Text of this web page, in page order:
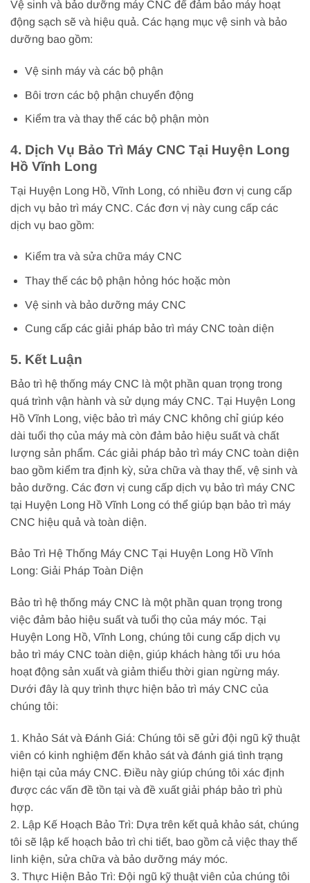
Vệ sinh và bảo dưỡng máy CNC để đảm bảo máy hoạt
động sạch sẽ và hiệu quả. Các hạng mục vệ sinh và bảo
dưỡng bao gồm:
Vệ sinh máy và các bộ phận
Bôi trơn các bộ phận chuyển động
Kiểm tra và thay thế các bộ phận mòn
4. Dịch Vụ Bảo Trì Máy CNC Tại Huyện Long
Hồ Vĩnh Long
Tại Huyện Long Hồ, Vĩnh Long, có nhiều đơn vị cung cấp
dịch vụ bảo trì máy CNC. Các đơn vị này cung cấp các
dịch vụ bao gồm:
Kiểm tra và sửa chữa máy CNC
Thay thế các bộ phận hỏng hóc hoặc mòn
Vệ sinh và bảo dưỡng máy CNC
Cung cấp các giải pháp bảo trì máy CNC toàn diện
5. Kết Luận
Bảo trì hệ thống máy CNC là một phần quan trọng trong
quá trình vận hành và sử dụng máy CNC. Tại Huyện Long
Hồ Vĩnh Long, việc bảo trì máy CNC không chỉ giúp kéo
dài tuổi thọ của máy mà còn đảm bảo hiệu suất và chất
lượng sản phẩm. Các giải pháp bảo trì máy CNC toàn diện
bao gồm kiểm tra định kỳ, sửa chữa và thay thế, vệ sinh và
bảo dưỡng. Các đơn vị cung cấp dịch vụ bảo trì máy CNC
tại Huyện Long Hồ Vĩnh Long có thể giúp bạn bảo trì máy
CNC hiệu quả và toàn diện.
Bảo Trì Hệ Thống Máy CNC Tại Huyện Long Hồ Vĩnh
Long: Giải Pháp Toàn Diện
Bảo trì hệ thống máy CNC là một phần quan trọng trong
việc đảm bảo hiệu suất và tuổi thọ của máy móc. Tại
Huyện Long Hồ, Vĩnh Long, chúng tôi cung cấp dịch vụ
bảo trì máy CNC toàn diện, giúp khách hàng tối ưu hóa
hoạt động sản xuất và giảm thiểu thời gian ngừng máy.
Dưới đây là quy trình thực hiện bảo trì máy CNC của
chúng tôi:
1. Khảo Sát và Đánh Giá: Chúng tôi sẽ gửi đội ngũ kỹ thuật
viên có kinh nghiệm đến khảo sát và đánh giá tình trạng
hiện tại của máy CNC. Điều này giúp chúng tôi xác định
được các vấn đề tồn tại và đề xuất giải pháp bảo trì phù
hợp.
2. Lập Kế Hoạch Bảo Trì: Dựa trên kết quả khảo sát, chúng
tôi sẽ lập kế hoạch bảo trì chi tiết, bao gồm cả việc thay thế
linh kiện, sửa chữa và bảo dưỡng máy móc.
3. Thực Hiện Bảo Trì: Đội ngũ kỹ thuật viên của chúng tôi